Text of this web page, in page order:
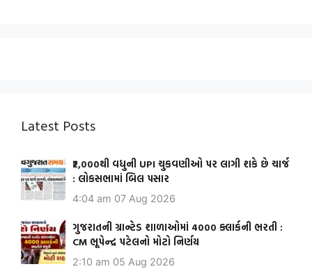
Latest Posts
₹2,000થી વધુની UPI ચુકવણીઓ પર લાગી શકે છે ચાર્જ
: લોકસભામાં બિલ પસાર
4:04 am 07 Aug 2026
ગુજરાતની ગ્રાન્ટેડ શાળાઓમાં 4000 ક્લાર્કની ભરતી :
CM ભૂપેન્દ્ર પટેલનો મોટો નિર્ણય
2:10 am 05 Aug 2026